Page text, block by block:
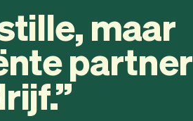
maar
partner